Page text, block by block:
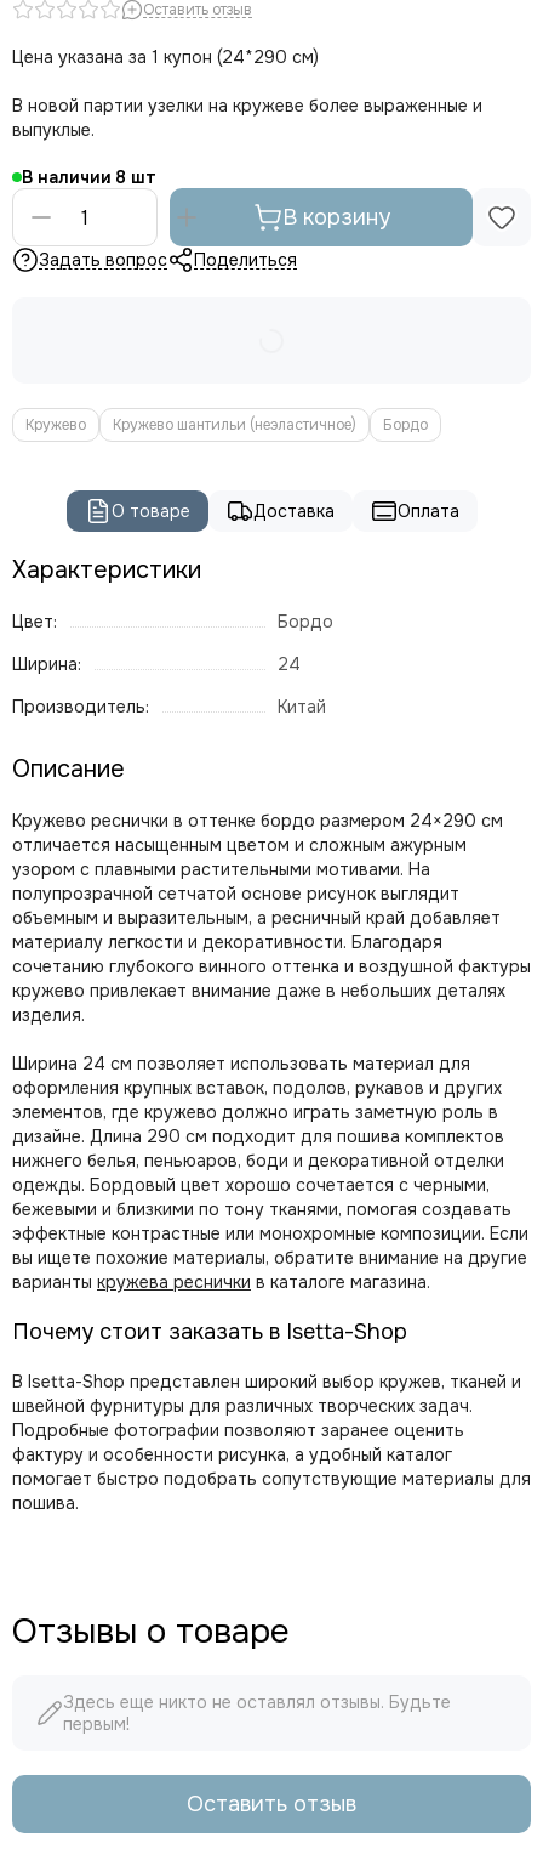
Черный
Шоколад (цв. 111)
Оставить отзыв
Цена указана за 1 купон (24*290 см)
В новой партии узелки на кружеве более выраженные и
выпуклые.
В наличии 8
В корзину
Задать вопрос Поделиться
Кружево Кружево шантильи (неэластичное) Бордо
О товаре Доставка Оплата
Характеристики
Цвет:
Бордо
Ширина:
24
Производитель:
Китай
Описание
Кружево реснички в оттенке бордо размером 24×290 см
отличается насыщенным цветом и сложным ажурным
узором с плавными растительными мотивами. На
полупрозрачной сетчатой основе рисунок выглядит
объемным и выразительным, а ресничный край добавляет
материалу легкости и декоративности. Благодаря
сочетанию глубокого винного оттенка и воздушной фактуры
кружево привлекает внимание даже в небольших деталях
изделия.
Ширина 24 см позволяет использовать материал для
оформления крупных вставок, подолов, рукавов и других
элементов, где кружево должно играть заметную роль в
дизайне. Длина 290 см подходит для пошива комплектов
нижнего белья, пеньюаров, боди и декоративной отделки
одежды. Бордовый цвет хорошо сочетается с черными,
бежевыми и близкими по тону тканями, помогая создавать
эффектные контрастные или монохромные композиции. Если
вы ищете похожие материалы, обратите внимание на другие
варианты кружева реснички в каталоге магазина.
Почему стоит заказать в Isetta-Shop
В Isetta-Shop представлен широкий выбор кружев, тканей и
швейной фурнитуры для различных творческих задач.
Подробные фотографии позволяют заранее оценить
фактуру и особенности рисунка, а удобный каталог
помогает быстро подобрать сопутствующие материалы для
пошива.
Отзывы о товаре
Здесь еще никто не оставлял отзывы. Будьте
первым!
Оставить отзыв